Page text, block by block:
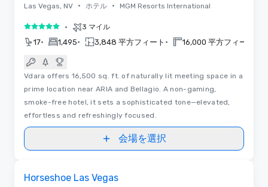
Las Vegas, NV • ホテル • MGM Resorts International
5 中の 5 • 3 マイル
17• 1,495• 3,848 平方フィート • 16,000 平方フィート
Vdara offers 16,500 sq. ft. of naturally lit meeting space in a
prime location near ARIA and Bellagio. A non-gaming,
smoke-free hotel, it sets a sophisticated tone—elevated,
effortless and refreshingly focused.
会場を選択
Horseshoe Las Vegas